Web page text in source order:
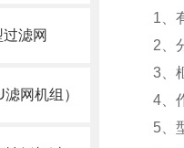
滤网
网机组）
1、
2、
3、
4、
5、